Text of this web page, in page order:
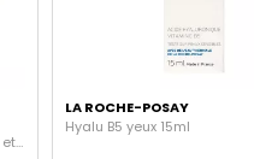
LA ROCHE-POSAY
Hyalu B5 yeux 15ml